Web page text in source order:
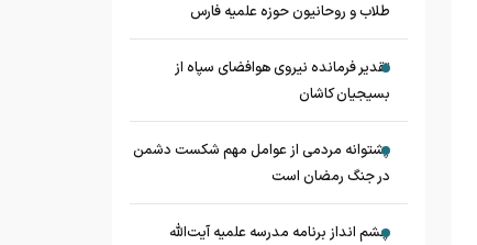
طلاب و روحانیون حوزه علمیه فارس
تقدیر فرمانده نیروی هوافضای سپاه از
بسیجیان کاشان
پشتوانه مردمی از عوامل مهم شکست دشمن
در جنگ رمضان است
چشم‌ انداز برنامه مدرسه علمیه آیت‌الله